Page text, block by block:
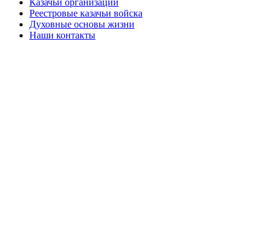
Реестровые казачьи войска
Духовные основы жизни
Наши контакты